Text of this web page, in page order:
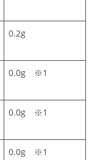
0.2g
0.0g ※1
0.0g ※1
0.0g ※1